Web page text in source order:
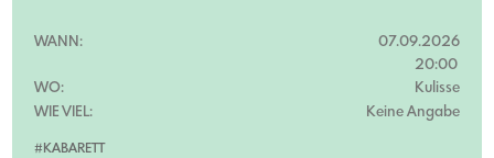
#KABARETT
WANN:
07.09.2026
20:00
WO:
Kulisse
WIE VIEL:
Keine Angabe